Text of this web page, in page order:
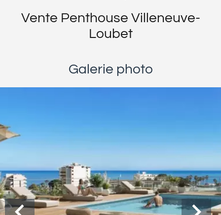
Vente Penthouse Villeneuve-
Loubet
Galerie photo